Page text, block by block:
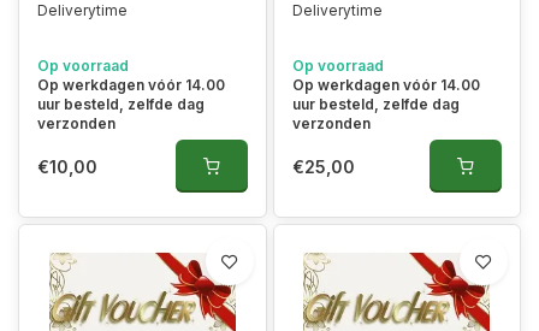
Deliverytime
Op voorraad
Op werkdagen vóór 14.00
uur besteld, zelfde dag
verzonden
€10,00
Deliverytime
Op voorraad
Op werkdagen vóór 14.00
uur besteld, zelfde dag
verzonden
€25,00